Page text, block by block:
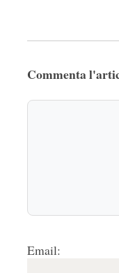
Commenta
Email: